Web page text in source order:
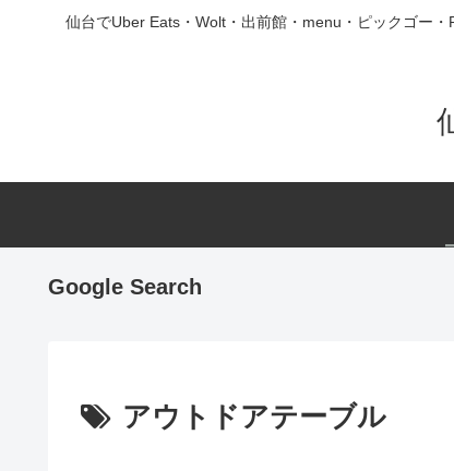
仙台でUber Eats・Wolt・出前館・menu・ピックゴー
Google Search
アウトドアテーブル